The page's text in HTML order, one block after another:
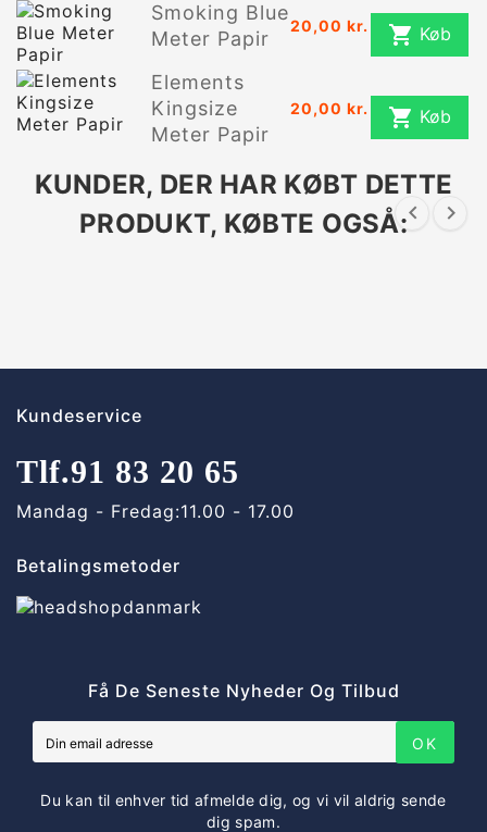
Smoking Blue
Meter Papir
20,00 kr.  Køb
Elements
Kingsize
Meter Papir
20,00 kr.  Køb
KUNDER, DER HAR KØBT DETTE
PRODUKT, KØBTE OGSÅ: 
Kundeservice
Tlf.91 83 20 65
Mandag - Fredag:11.00 - 17.00
Betalingsmetoder
Få De Seneste Nyheder Og Tilbud
OK
Du kan til enhver tid afmelde dig, og vi vil aldrig sende
dig spam.